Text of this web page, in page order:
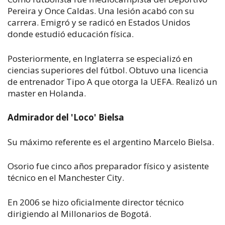
Pereira y Once Caldas. Una lesión acabó con su
carrera. Emigró y se radicó en Estados Unidos
donde estudió educación física.
Posteriormente, en Inglaterra se especializó en
ciencias superiores del fútbol. Obtuvo una licencia
de entrenador Tipo A que otorga la UEFA. Realizó un
master en Holanda.
Admirador del 'Loco' Bielsa
Su máximo referente es el argentino Marcelo Bielsa.
Osorio fue cinco años preparador físico y asistente
técnico en el Manchester City.
En 2006 se hizo oficialmente director técnico
dirigiendo al Millonarios de Bogotá.